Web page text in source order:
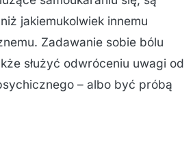
jakiemukolwiek innemu
Zadawanie sobie bólu
służyć odwróceniu uwagi od
– albo być próbą